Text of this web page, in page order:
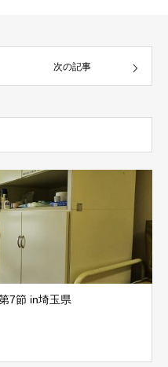
次の記事
7節 in埼玉県